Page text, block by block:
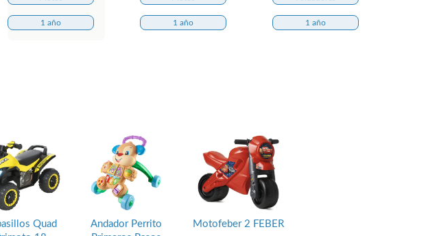
1 año 1 año 1 año
Quad
Andador Perrito
Motofeber 2 FEBER